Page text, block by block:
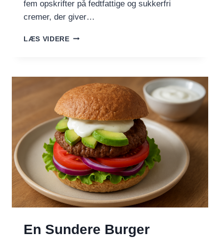
fem opskrifter på fedtfattige og sukkerfri
cremer, der giver…
LÆS VIDEREFEDTFATTIGE
TIL
BÆR
OG
FRUGT
En Sundere Burger